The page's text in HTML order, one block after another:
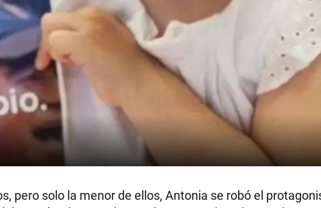
pero solo la menor de ellos, Antonia se robó el